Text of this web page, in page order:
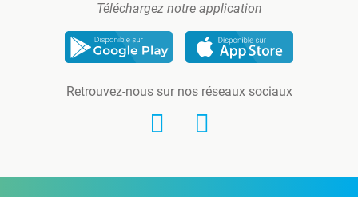
Téléchargez notre application
Retrouvez-nous sur nos réseaux sociaux